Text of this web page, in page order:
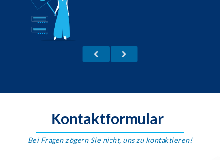
Kontaktformular
Bei Fragen zögern Sie nicht, uns zu kontaktieren!